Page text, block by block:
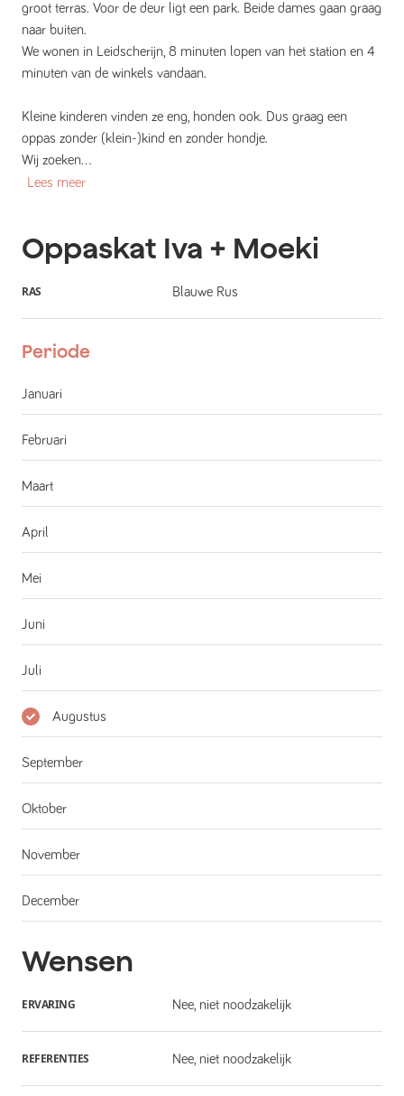
groot terras. Voor de deur ligt een park. Beide dames gaan graag
naar buiten.
We wonen in Leidscherijn, 8 minuten lopen van het station en 4
minuten van de winkels vandaan.
Kleine kinderen vinden ze eng, honden ook. Dus graag een
oppas zonder (klein-)kind en zonder hondje.
Wij zoeken...
Lees meer
Oppaskat Iva + Moeki
RAS Blauwe Rus
Periode
Januari
Februari
Maart
April
Mei
Juni
Juli
Augustus
September
Oktober
November
December
Wensen
ERVARING Nee, niet noodzakelijk
REFERENTIES Nee, niet noodzakelijk